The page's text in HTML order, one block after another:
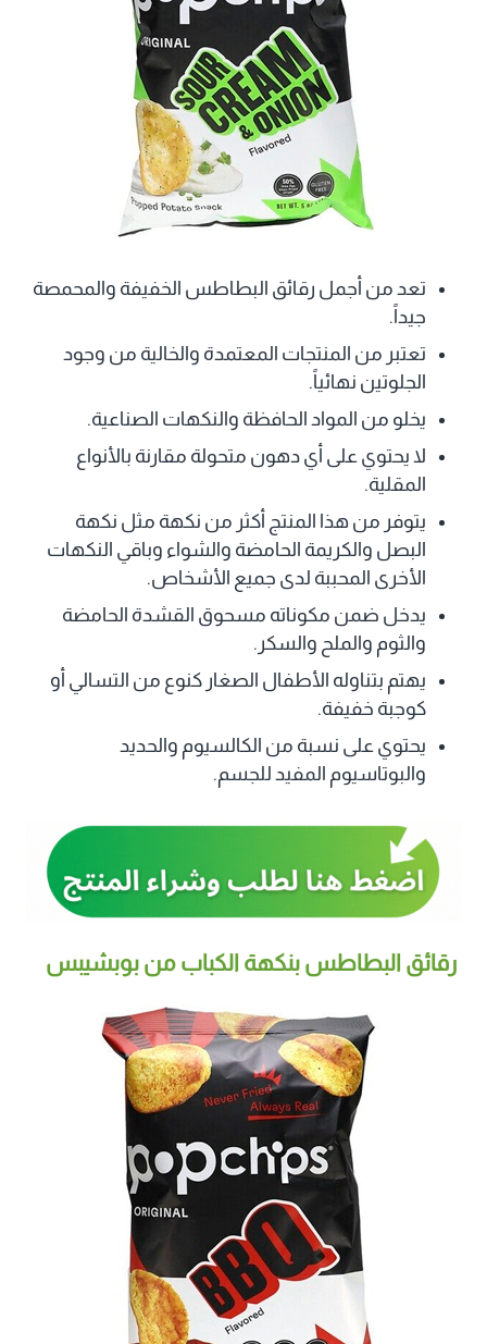
تعد من أجمل رقائق البطاطس الخفيفة والمحمصة
جيداً.
تعتبر من المنتجات المعتمدة والخالية من وجود
الجلوتين نهائياً.
يخلو من المواد الحافظة والنكهات الصناعية.
لا يحتوي على أي دهون متحولة مقارنة بالأنواع
المقلية.
يتوفر من هذا المنتج أكثر من نكهة مثل نكهة
البصل والكريمة الحامضة والشواء وباقي النكهات
الأخرى المحببة لدى جميع الأشخاص.
يدخل ضمن مكوناته مسحوق القشدة الحامضة
والثوم والملح والسكر.
يهتم بتناوله الأطفال الصغار كنوع من التسالي أو
كوجبة خفيفة.
يحتوي على نسبة من الكالسيوم والحديد
والبوتاسيوم المفيد للجسم.
رقائق البطاطس بنكهة الكباب من بوبشيبس